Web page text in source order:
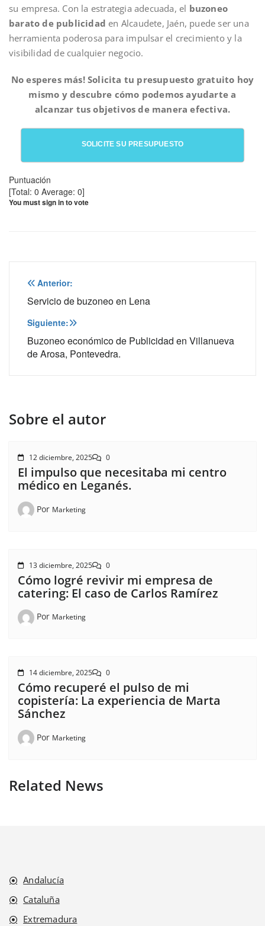
su empresa. Con la estrategia adecuada, el buzoneo
barato de publicidad en Alcaudete, Jaén, puede ser una
herramienta poderosa para impulsar el crecimiento y la
visibilidad de cualquier negocio.
No esperes más! Solicita tu presupuesto gratuito hoy
mismo y descubre cómo podemos ayudarte a
alcanzar tus objetivos de manera efectiva.
SOLICITE SU PRESUPUESTO
Puntuación
[Total: 0 Average: 0]
You must sign in to vote
Navegación
de
entradas
Anterior:
Servicio de buzoneo en Lena
Siguiente:
Buzoneo económico de Publicidad en Villanueva
de Arosa, Pontevedra.
Sobre el autor
Related News
14 diciembre, 2025 0
Cómo recuperé el pulso de mi
copistería: La experiencia de Marta
Sánchez
Por Marketing
13 diciembre, 2025 0
Cómo logré revivir mi empresa de
catering: El caso de Carlos Ramírez
Por Marketing
12 diciembre, 2025 0
El impulso que necesitaba mi centro
médico en Leganés.
Por Marketing
Andalucía
Cataluña
Extremadura